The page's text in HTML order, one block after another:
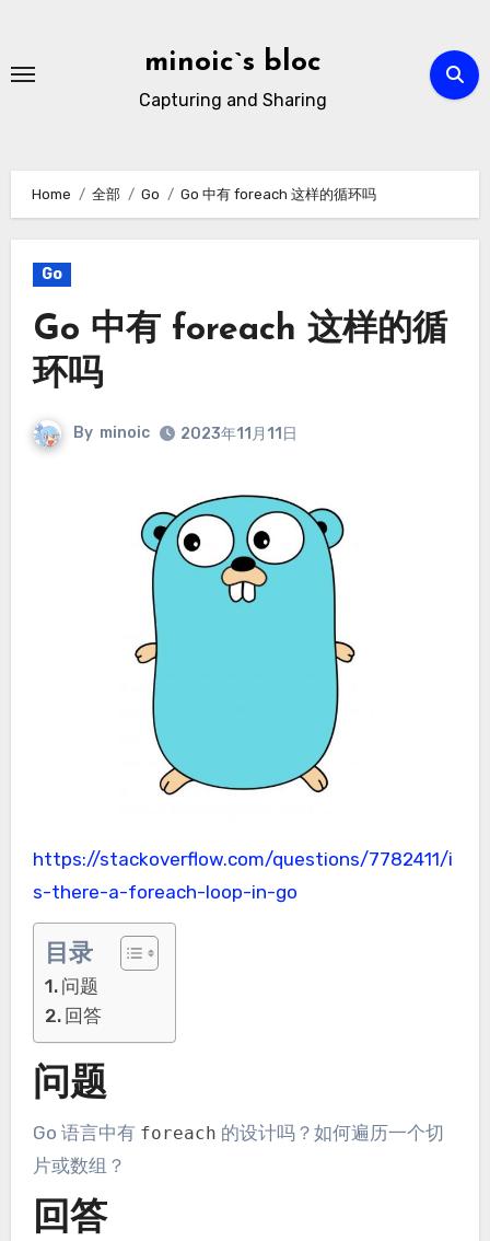
content
minoic`s bloc
Capturing and Sharing
Home 全部 Go Go 中有 foreach 这样的循环吗
Go
Go 中有 foreach 这样的循
环吗
By minoic 2023年11月11日
https://stackoverflow.com/questions/7782411/i
s-there-a-foreach-loop-in-go
目录
问题
回答
问题
Go 语言中有 foreach 的设计吗？如何遍历一个切
片或数组？
回答